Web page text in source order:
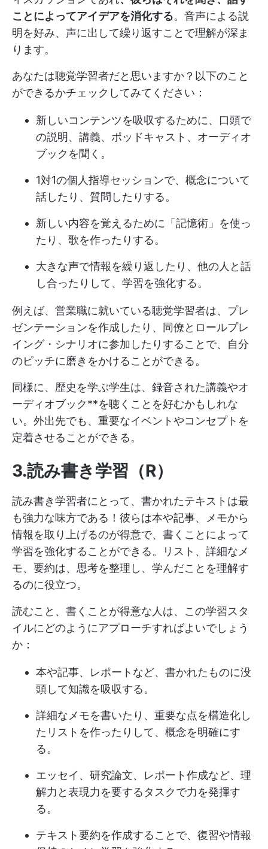
ことによってアイデアを消化する。音声による説
明を好み、声に出して繰り返すことで理解が深ま
ります。
あなたは聴覚学習者だと思いますか？以下のこと
ができるかチェックしてみてください：
新しいコンテンツを吸収するために、口頭で
の説明、講義、ポッドキャスト、オーディオ
ブックを聞く。
1対1の個人指導セッションで、概念について
話したり、質問したりする。
新しい内容を覚えるために「記憶術」を使っ
たり、歌を作ったりする。
大きな声で情報を繰り返したり、他の人と話
し合ったりして、学習を強化する。
例えば、営業職に就いている聴覚学習者は、プレ
ゼンテーションを作成したり、同僚とロールプレ
イング・シナリオに参加したりすることで、自分
のピッチに磨きをかけることができる。
同様に、歴史を学ぶ学生は、録音された講義やオ
ーディオブック**を聴くことを好むかもしれな
い。外出先でも、重要なイベントやコンセプトを
定着させることができる。
3.読み書き学習（R）
読み書き学習者にとって、書かれたテキストは最
も強力な味方である！彼らは本や記事、メモから
情報を取り上げるのが得意で、書くことによって
学習を強化することができる。リスト、詳細なメ
モ、要約は、思考を整理し、学んだことを理解す
るのに役立つ。
読むこと、書くことが得意な人は、この学習スタ
イルにどのようにアプローチすればよいでしょう
か：
本や記事、レポートなど、書かれたものに没
頭して知識を吸収する。
詳細なメモを書いたり、重要な点を構造化し
たリストを作ったりして、概念を明確にす
る。
エッセイ、研究論文、レポート作成など、理
解力と表現力を要するタスクで力を発揮す
る。
テキスト要約を作成することで、復習や情報